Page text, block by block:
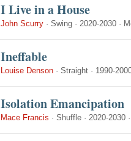
I Live in a House
John Scurry · Swing · 2020-2030 ·
Ineffable
Louise Denson · Straight · 1990-
Isolation Emancipation
Mace Francis · Shuffle · 2020-2030 ·